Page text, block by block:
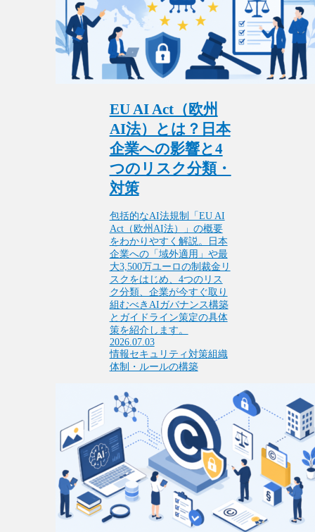
EU AI Act（欧州
AI法）とは？日本
企業への影響と4
つのリスク分類・
対策
包括的なAI法規制「EU AI
Act（欧州AI法）」の概要
をわかりやすく解説。日本
企業への「域外適用」や最
大3,500万ユーロの制裁金リ
スクをはじめ、4つのリス
ク分類、企業が今すぐ取り
組むべきAIガバナンス構築
とガイドライン策定の具体
策を紹介します。
2026.07.03
情報セキュリティ対策組織
体制・ルールの構築